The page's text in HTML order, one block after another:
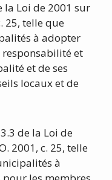
la Loi de 2001 sur
25, telle que
à adopter
responsabilité et
et de ses
locaux et de
de la Loi de
2001, c. 25, telle
à